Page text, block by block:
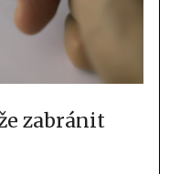
zabránit